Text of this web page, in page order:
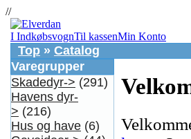
//
I IndkøbsvognTil kassenMin Konto
Top » Catalog
Varegrupper
Skadedyr-> (291)
Havens dyr-
> (216)
Hus og have (6)